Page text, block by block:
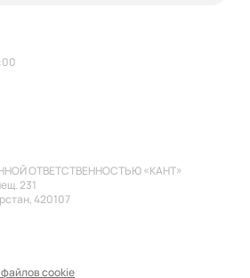
ОТВЕТСТВЕННОСТЬЮ «КАНТ»
231
420107
cookie